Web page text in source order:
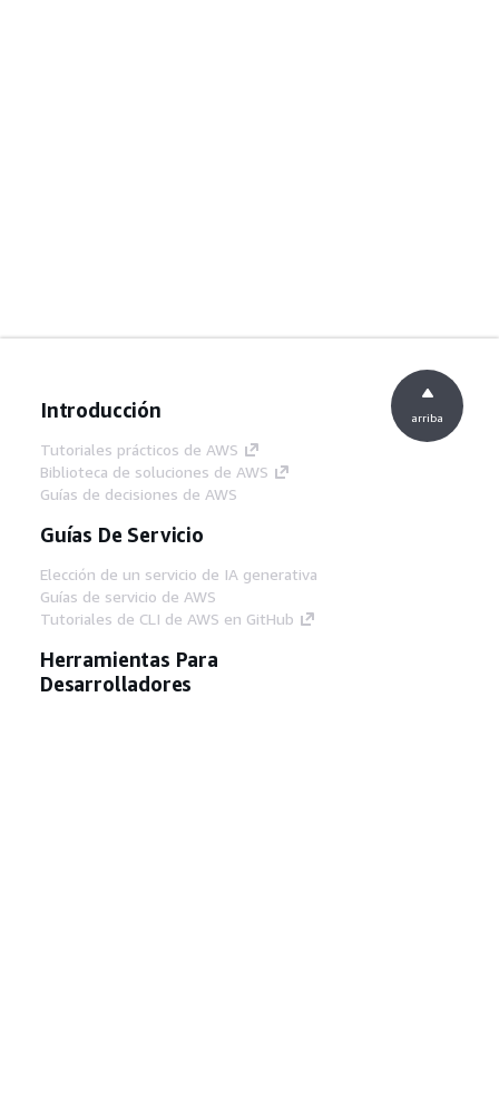
Introducción
Tutoriales prácticos de AWS
Biblioteca de soluciones de AWS
Guías de decisiones de AWS
Guías De Servicio
Elección de un servicio de IA generativa
Guías de servicio de AWS
Tutoriales de CLI de AWS en GitHub
Herramientas Para
Desarrolladores
arriba